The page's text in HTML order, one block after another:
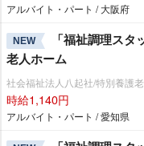
アルバイト・パート / 大阪府
NEW
「福祉調理ス
老人ホーム
社会福祉法人八起社/特別養護
時給1,140円
アルバイト・パート / 愛知県